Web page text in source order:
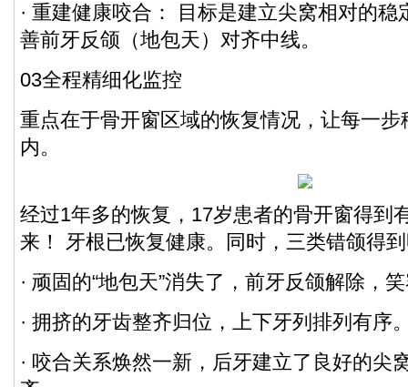
· 重建健康咬合： 目标是建立尖窝相对的
善前牙反颌（地包天）对齐中线。
03全程精细化监控
重点在于骨开窗区域的恢复情况，让每一
内。
经过1年多的恢复，17岁患者的骨开窗得到
来！ 牙根已恢复健康。同时，三类错颌得
· 顽固的“地包天”消失了，前牙反颌解除，
· 拥挤的牙齿整齐归位，上下牙列排列有序
· 咬合关系焕然一新，后牙建立了良好的尖